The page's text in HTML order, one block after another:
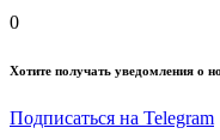
0
Хотите получать уведомления о
Подписаться на Telegram